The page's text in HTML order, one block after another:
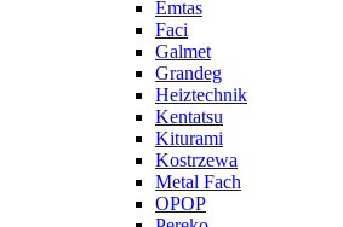
Emtas
Faci
Galmet
Grandeg
Heiztechnik
Kentatsu
Kiturami
Kostrzewa
Metal Fach
OPOP